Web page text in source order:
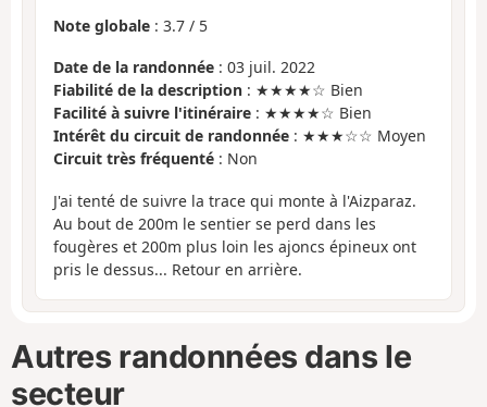
Note globale : 3.7 / 5
Date de la randonnée : 03 juil. 2022
Fiabilité de la description : ★★★★☆ Bien
Facilité à suivre l'itinéraire : ★★★★☆ Bien
Intérêt du circuit de randonnée : ★★★☆☆ Moyen
Circuit très fréquenté : Non
J'ai tenté de suivre la trace qui monte à l'Aizparaz.
Au bout de 200m le sentier se perd dans les
fougères et 200m plus loin les ajoncs épineux ont
pris le dessus... Retour en arrière.
Autres randonnées dans le
secteur